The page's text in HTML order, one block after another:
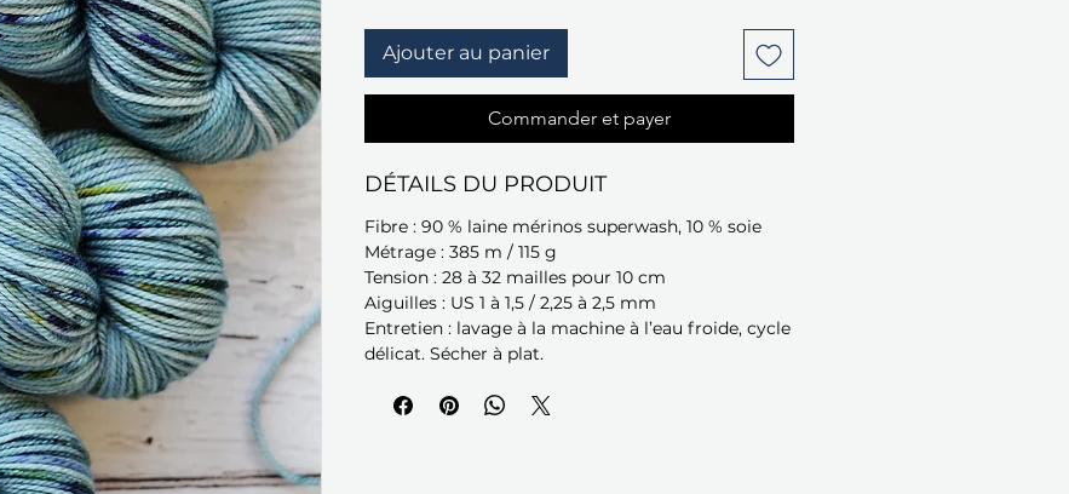
Ajouter au panier
Commander et payer
DÉTAILS DU PRODUIT
Fibre : 90 % laine mérinos superwash, 10 % soie
Métrage : 385 m / 115 g
Tension : 28 à 32 mailles pour 10 cm
Aiguilles : US 1 à 1,5 / 2,25 à 2,5 mm
Entretien : lavage à la machine à l’eau froide, cycle
délicat. Sécher à plat.